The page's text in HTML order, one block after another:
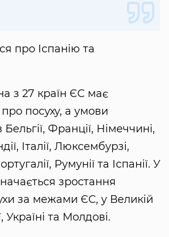
про Іспанію та
з 27 країн ЄС має
посуху, а умови
Франції, Німеччині,
Італії, Люксембурзі,
Румунії та Іспанії. У
зростання
за межами ЄС, у Великій
Україні та Молдові.